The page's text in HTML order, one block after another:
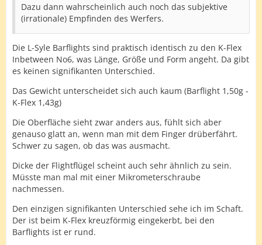
Dazu dann wahrscheinlich auch noch das subjektive
(irrationale) Empfinden des Werfers.
Die L-Syle Barflights sind praktisch identisch zu den K-Flex
Inbetween No6, was Länge, Größe und Form angeht. Da gibt
es keinen signifikanten Unterschied.
Das Gewicht unterscheidet sich auch kaum (Barflight 1,50g -
K-Flex 1,43g)
Die Oberfläche sieht zwar anders aus, fühlt sich aber
genauso glatt an, wenn man mit dem Finger drüberfährt.
Schwer zu sagen, ob das was ausmacht.
Dicke der Flightflügel scheint auch sehr ähnlich zu sein.
Müsste man mal mit einer Mikrometerschraube
nachmessen.
Den einzigen signifikanten Unterschied sehe ich im Schaft.
Der ist beim K-Flex kreuzförmig eingekerbt, bei den
Barflights ist er rund.